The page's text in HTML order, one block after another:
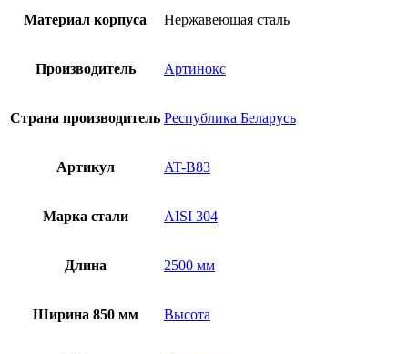
Материал корпуса Нержавеющая сталь
Производитель Артинокс
Страна производитель Республика Беларусь
Артикул AT-B83
Марка стали AISI 304
Длина 2500 мм
Ширина 850 мм Высота